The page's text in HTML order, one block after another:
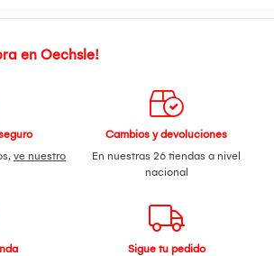
inalámbrica
iPhone y iPad.
EW45
tapa translúcida
silicona diseño gato
en Oechsle!
ve nuestro
Cambios y devoluciones
En nuestras 26 tiendas a nivel
nacional
Sigue tu pedido